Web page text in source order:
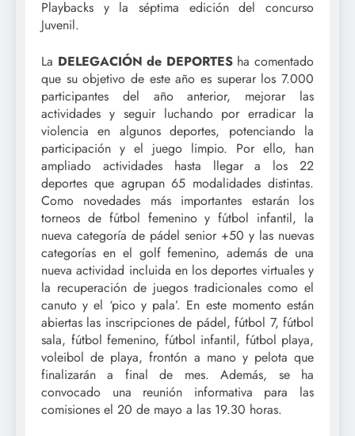
Playbacks y la séptima edición del concurso
Juvenil.
La DELEGACIÓN de DEPORTESha comentado
que su objetivo de este año es superar los 7.000
participantes del año anterior, mejorar las
actividades y seguir luchando por erradicar la
violencia en algunos deportes, potenciando la
participación y el juego limpio. Por ello, han
ampliado actividades hasta llegar a los 22
deportes que agrupan 65 modalidades distintas.
Como novedades más importantes estarán los
torneos de fútbol femenino y fútbol infantil, la
nueva categoría de pádel senior +50 y las nuevas
categorías en el golf femenino, además de una
nueva actividad incluida en los deportes virtuales y
la recuperación de juegos tradicionales como el
canuto y el ‘pico y pala’. En este momento están
abiertas las inscripciones de pádel, fútbol 7, fútbol
sala, fútbol femenino, fútbol infantil, fútbol playa,
voleibol de playa, frontón a mano y pelota que
finalizarán a final de mes. Además, se ha
convocado una reunión informativa para las
comisiones el 20 de mayo a las 19.30 horas.